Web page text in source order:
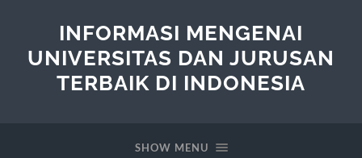
INFORMASI MENGENAI
UNIVERSITAS DAN JURUSAN
TERBAIK DI INDONESIA
SHOW MENU